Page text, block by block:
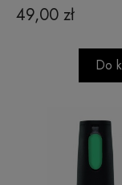
49,00 zł
Do